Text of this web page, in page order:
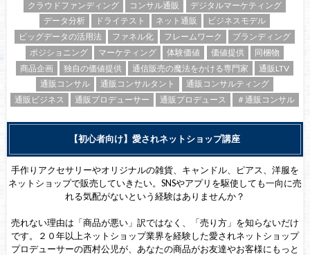
クラウドファンディング
コンサル通販
デジタルマーケティング
データ分析
ドライテスト ネット通販
ビジネスモデル
ビッグデータの活用法
ファネル化 フレームワーク
ブランディング
ポジショニング
マーケティング 体験価値 価値提供
同梱物
商品企画
独自の価値提供 通信販売の魔法をかける専門家
通販LTV
通販コンサル
通販コンサルタント
通販コンサルティング
通販ビジネス
通販プロデューサー 通販プロデュース ＃通販コンサル
【初心者向け】愛されネットショップ講座
手作りアクセサリーやオリジナルの雑貨、キャンドル、ピアス、洋服を
ネットショップで販売していきたい。SNSやアプリを駆使しても一向に売
れる気配がないという経験はありませんか？
売れない理由は「商品が悪い」訳ではなく、「売り方」を知らないだけ
です。２０年以上ネットショップ業界を経験した愛されネットショップ
プロデューサーの西村公児が、あなたの商品がお友達やお客様にもっと